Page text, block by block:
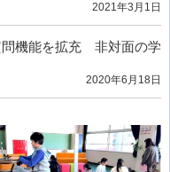
2021年3月1日
問機能を拡充 非対面の学
2020年6月18日